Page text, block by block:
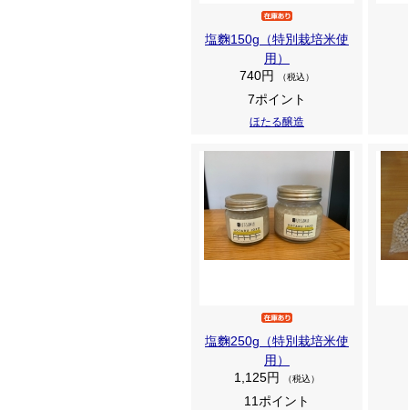
塩麴150g（特別栽培米使
用）
740円
（税込）
7ポイント
ほたる醸造
塩麴250g（特別栽培米使
用）
1,125円
（税込）
11ポイント